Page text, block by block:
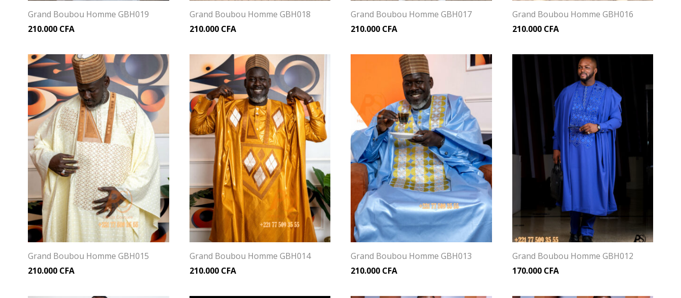
Grand Boubou Homme GBH019
210.000 CFA
Grand Boubou Homme GBH018
210.000 CFA
Grand Boubou Homme GBH017
210.000 CFA
Grand Boubou Homme GBH016
210.000 CFA
Grand Boubou Homme GBH015
210.000 CFA
Grand Boubou Homme GBH014
210.000 CFA
Grand Boubou Homme GBH013
210.000 CFA
Grand Boubou Homme GBH012
170.000 CFA